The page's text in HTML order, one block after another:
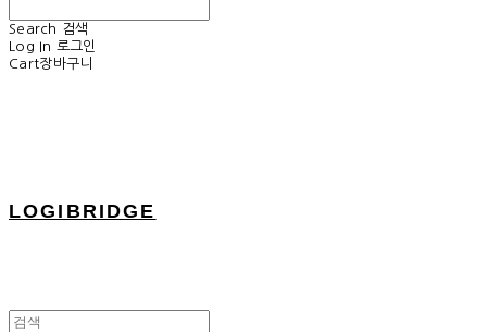
Search
검색
Log In 로그인
Cart장바구니
LOGIBRIDGE